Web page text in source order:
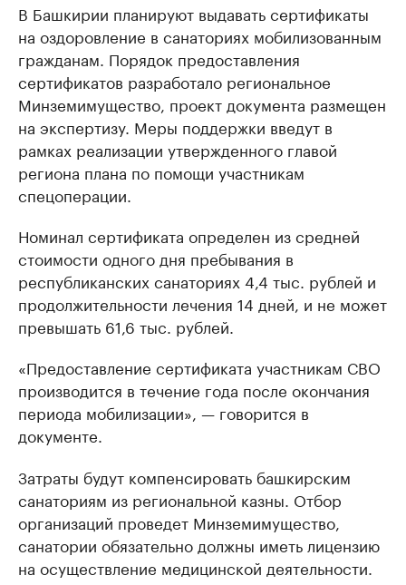
В Башкирии планируют выдавать сертификаты
на оздоровление в санаториях мобилизованным
гражданам. Порядок предоставления
сертификатов разработало региональное
Минземимущество, проект документа размещен
на экспертизу. Меры поддержки введут в
рамках реализации утвержденного главой
региона плана по помощи участникам
спецоперации.
Номинал сертификата определен из средней
стоимости одного дня пребывания в
республиканских санаториях 4,4 тыс. рублей и
продолжительности лечения 14 дней, и не может
превышать 61,6 тыс. рублей.
«Предоставление сертификата участникам СВО
производится в течение года после окончания
периода мобилизации», — говорится в
документе.
Затраты будут компенсировать башкирским
санаториям из региональной казны. Отбор
организаций проведет Минземимущество,
санатории обязательно должны иметь лицензию
на осуществление медицинской деятельности.